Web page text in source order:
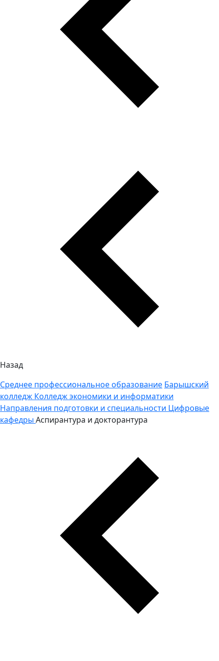
Назад
Среднее профессиональное образование Барышский
колледж Колледж экономики и информатики
Направления подготовки и специальности Цифровые
кафедры Аспирантура и докторантура